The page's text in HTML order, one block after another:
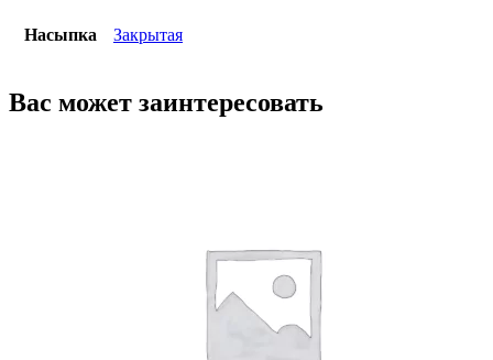
Насыпка Закрытая
Вас может заинтересовать